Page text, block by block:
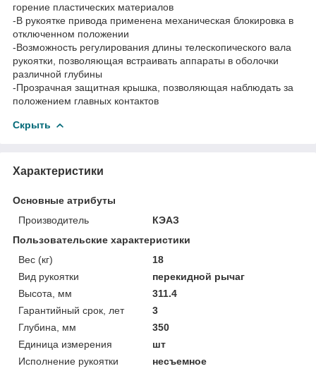
горение пластических материалов
-В рукоятке привода применена механическая блокировка в
отключенном положении
-Возможность регулирования длины телескопического вала
рукоятки, позволяющая встраивать аппараты в оболочки
различной глубины
-Прозрачная защитная крышка, позволяющая наблюдать за
положением главных контактов
Скрыть
Характеристики
Основные атрибуты
Производитель
КЭАЗ
Пользовательские характеристики
Вес (кг)
18
Вид рукоятки
перекидной рычаг
Высота, мм
311.4
Гарантийный срок, лет
3
Глубина, мм
350
Единица измерения
шт
Исполнение рукоятки
несъемное